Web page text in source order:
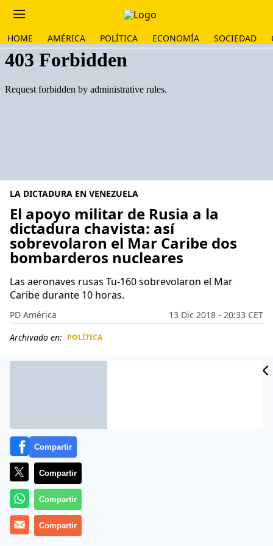
HOME AMÉRICA POLÍTICA ECONOMÍA SOCIEDAD
LA DICTADURA EN VENEZUELA
El apoyo militar de Rusia a la
dictadura chavista: así
sobrevolaron el Mar Caribe dos
bombarderos nucleares
Las aeronaves rusas Tu-160 sobrevolaron el Mar
Caribe durante 10 horas.
PD América
13 Dic 2018 - 20:33 CET
Archivado en: POLÍTICA
La dictadura chavista quiere mostrar que está
Compartir
Compartir
Compartir
Compartir